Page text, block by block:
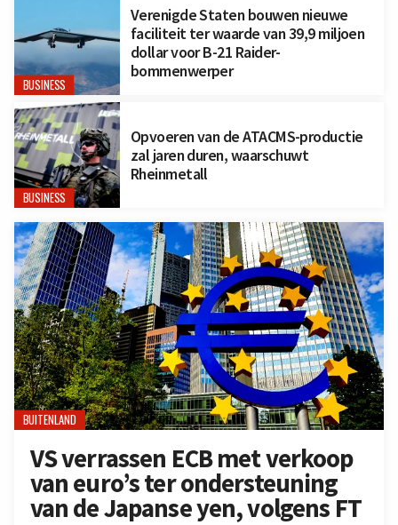
BUSINESS
Verenigde Staten bouwen nieuwe
faciliteit ter waarde van 39,9 miljoen
dollar voor B-21 Raider-
bommenwerper
BUSINESS
Opvoeren van de ATACMS-productie
zal jaren duren, waarschuwt
Rheinmetall
BUITENLAND
VS verrassen ECB met verkoop
van euro’s ter ondersteuning
van de Japanse yen, volgens FT